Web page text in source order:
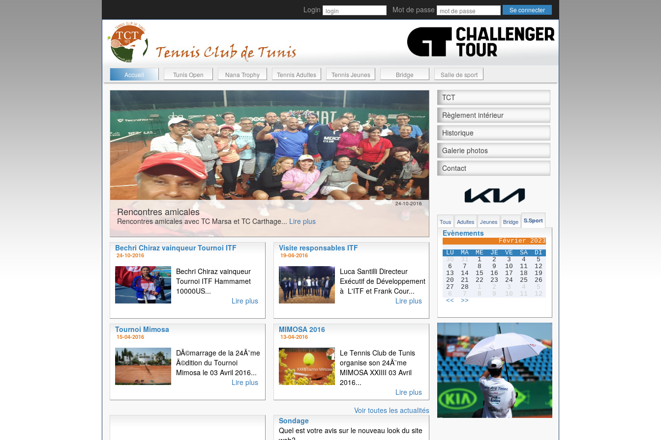
Login Mot de passe
Accueil Tunis Open Nana Trophy Tennis Adultes Tennis Jeunes Bridge Salle de sport
24-10-2016
Rencontres amicales
Rencontres amicales avec TC Marsa et TC Carthage... Lire plus
Bechri Chiraz vainqueur Tournoi ITF
24-10-2016
Bechri Chiraz vainqueur
Tournoi ITF Hammamet
10000US...
Lire plus
Visite responsables ITF
19-04-2016
Luca Santilli Directeur
Exécutif de Développement
à L'ITF et Frank Cour...
Lire plus
Tournoi Mimosa
15-04-2016
DÃ©marrage de la 24Ã¨me
Ã©dition du Tournoi
Mimosa le 03 Avril 2016...
Lire plus
MIMOSA 2016
13-04-2016
Le Tennis Club de Tunis
organise son 24Ã¨me
MIMOSA XXIIII 03 Avril
2016...
Lire plus
Voir toutes les actualités
Sondage
Quel est votre avis sur le nouveau look du site
TCT
Règlement intérieur
Historique
Galerie photos
Contact
Tous Adultes Jeunes Bridge S.Sport
Evènements
Février 2023
LU
MA ME JE VE SA
DI
30
31 1 2 3 4
5
6
7 8 9 10 11
12
13
14 15 16 17 18
19
20
21 22 23 24 25
26
27
28 1 2 3 4
5
6
7 8 9 10 11
12
<<
>>